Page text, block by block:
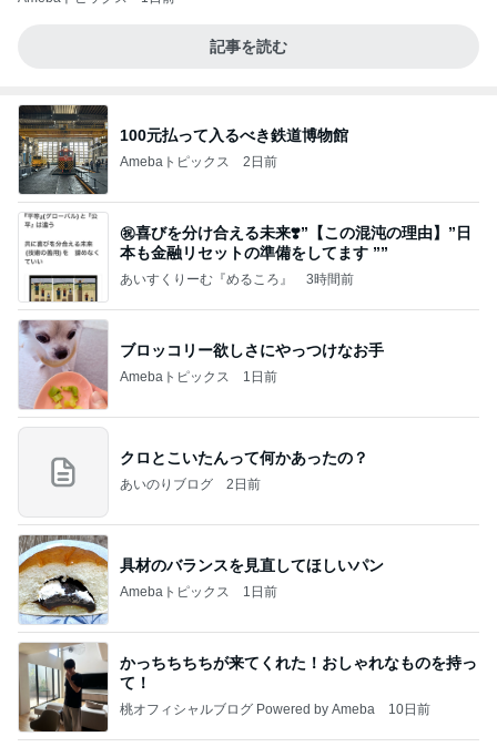
記事を読む
100元払って入るべき鉄道博物館
Amebaトピックス 2日前
㊗️喜びを分け合える未来❣️”【この混沌の理由】”⽇
本も⾦融リセットの準備をしてます ””
あいすくりーむ『めるころ』 3時間前
ブロッコリー欲しさにやっつけなお手
Amebaトピックス 1日前
クロとこいたんって何かあったの？
あいのりブログ 2日前
具材のバランスを見直してほしいパン
Amebaトピックス 1日前
かっちちちちが来てくれた！おしゃれなものを持っ
て！
桃オフィシャルブログ Powered by Ameba 10日前